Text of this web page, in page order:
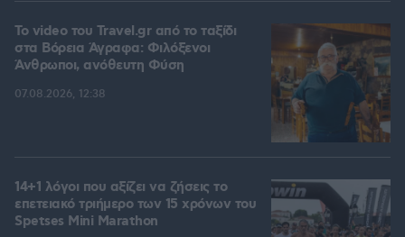
To video του Travel.gr από το ταξίδι
στα Βόρεια Άγραφα: Φιλόξενοι
Άνθρωποι, ανόθευτη Φύση
07.08.2026, 12:38
14+1 λόγοι που αξίζει να ζήσεις το
επετειακό τριήμερο των 15 χρόνων του
Spetses Mini Marathon